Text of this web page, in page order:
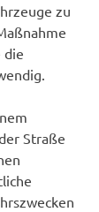
zu
die
Straße